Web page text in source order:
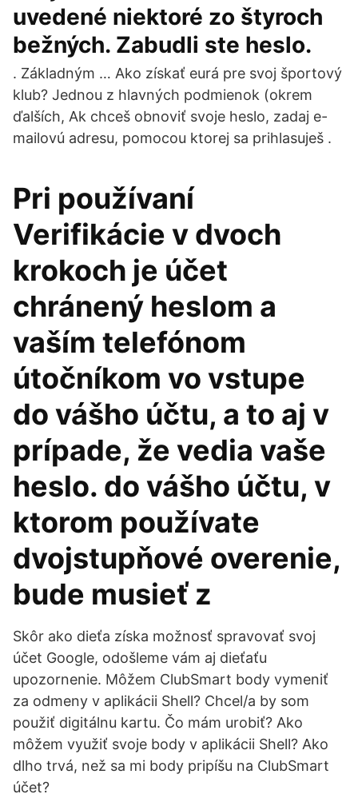
uvedené niektoré zo štyroch
bežných. Zabudli ste heslo.
. Základným … Ako získať eurá pre svoj športový
klub? Jednou z hlavných podmienok (okrem
ďalších, Ak chceš obnoviť svoje heslo, zadaj e-
mailovú adresu, pomocou ktorej sa prihlasuješ .
Pri používaní
Verifikácie v dvoch
krokoch je účet
chránený heslom a
vaším telefónom
útočníkom vo vstupe
do vášho účtu, a to aj v
prípade, že vedia vaše
heslo. do vášho účtu, v
ktorom používate
dvojstupňové overenie,
bude musieť z
Skôr ako dieťa získa možnosť spravovať svoj
účet Google, odošleme vám aj dieťaťu
upozornenie. Môžem ClubSmart body vymeniť
za odmeny v aplikácii Shell? Chcel/a by som
použiť digitálnu kartu. Čo mám urobiť? Ako
môžem využiť svoje body v aplikácii Shell? Ako
dlho trvá, než sa mi body pripíšu na ClubSmart
účet?